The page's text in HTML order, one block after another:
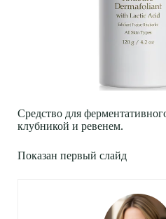
Средство для
клубникой и ревенем.
Показан первый слайд